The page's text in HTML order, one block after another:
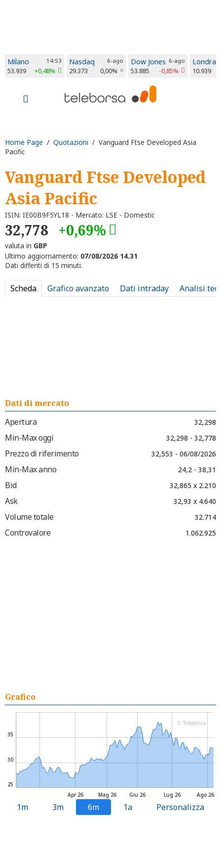
Milano 14:53
53.939 +0,48%
Nasdaq 6-ago
29.373 0,00%
Dow Jones 6-ago
53.885 -0,85%
Londra
10.939
Home Page / Quotazioni / Vanguard Ftse Developed Asia
Pacific
Vanguard Ftse Developed
Asia Pacific
ISIN: IE00B9F5YL18 - Mercato: LSE - Domestic
32,778 +0,69%
valuta in GBP
Ultimo aggiornamento: 07/08/2026 14.31
Dati differiti di 15 minuti.
Scheda Grafico avanzato Dati intraday Analisi
Dati di mercato
Apertura
32,298
Min-Max oggi 32,298 - 32,778
Prezzo di riferimento 32,553 - 06/08/2026
Min-Max anno 24,2 - 38,31
Bid 32,865 x 2.210
Ask 32,93 x 4.640
Volume totale 32.714
Controvalore 1.062.925
Grafico
Mag 26 Lug 26
Apr 26 Giu 26 Ago 26
25
30
35
© Teleborsa
1m 3m 6m 1a Personalizza